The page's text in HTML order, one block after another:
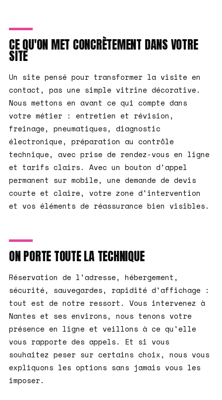
CE QU'ON MET CONCRÈTEMENT DANS VOTRE
SITE
Un site pensé pour transformer la visite en
contact, pas une simple vitrine décorative.
Nous mettons en avant ce qui compte dans
votre métier : entretien et révision,
freinage, pneumatiques, diagnostic
électronique, préparation au contrôle
technique, avec prise de rendez-vous en ligne
et tarifs clairs. Avec un bouton d'appel
permanent sur mobile, une demande de devis
courte et claire, votre zone d'intervention
et vos éléments de réassurance bien visibles.
ON PORTE TOUTE LA TECHNIQUE
Réservation de l'adresse, hébergement,
sécurité, sauvegardes, rapidité d'affichage :
tout est de notre ressort. Vous intervenez à
Nantes et ses environs, nous tenons votre
présence en ligne et veillons à ce qu'elle
vous rapporte des appels. Et si vous
souhaitez peser sur certains choix, nous vous
expliquons les options sans jamais vous les
imposer.